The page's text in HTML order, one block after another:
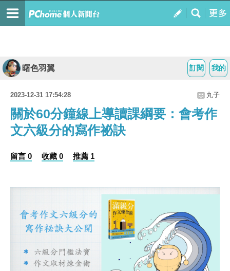
我的
訂閱
曙色羽翼
2023-12-31 17:54:28 丸子
關於60分鐘線上導讀課綱要：會考作
文六級分的寫作祕訣
留言 0 收藏 0 推薦 1